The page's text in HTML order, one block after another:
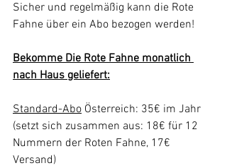
Sicher und regelmäßig kann die Rote
Fahne über ein Abo bezogen werden!
Bekomme Die Rote Fahne monatlich
nach Haus geliefert:
Standard-Abo Österreich: 35€ im Jahr
(setzt sich zusammen aus: 18€ für 12
Nummern der Roten Fahne, 17€
Versand)